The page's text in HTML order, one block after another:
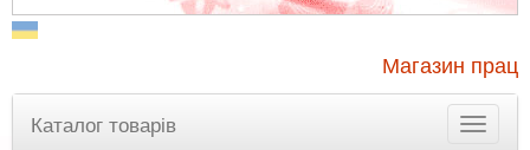
Магазин
Каталог товарів